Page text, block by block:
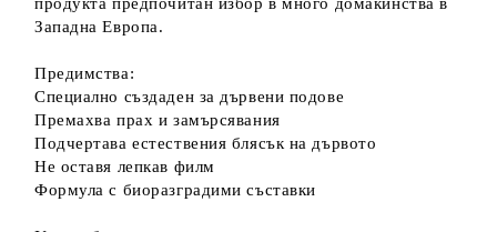
Западна Европа.
Предимства:
Специално създаден за дървени подове
Премахва прах и замърсявания
Подчертава естествения блясък на дървото
Не оставя лепкав филм
Формула с биоразградими съставки